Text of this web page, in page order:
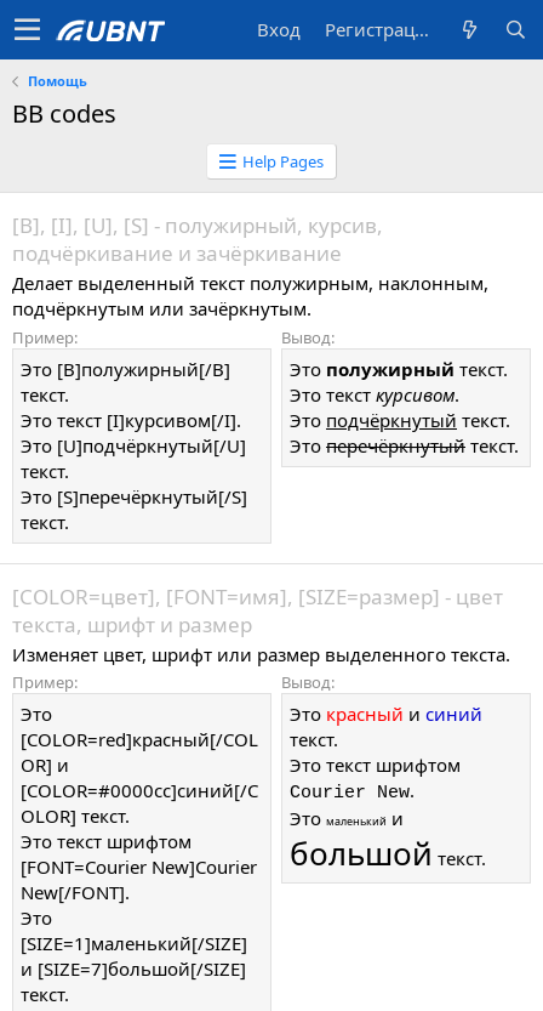
Вход Регистрация
Помощь
BB codes
Help Pages
[B], [I], [U], [S] - полужирный, курсив,
подчёркивание и зачёркивание
Делает выделенный текст полужирным, наклонным,
подчёркнутым или зачёркнутым.
Пример:
Это [B]полужирный[/B]
текст.
Это текст [I]курсивом[/I].
Это [U]подчёркнутый[/U]
текст.
Это [S]перечёркнутый[/S]
текст.
Вывод:
Это полужирный текст.
Это текст курсивом.
Это подчёркнутый текст.
Это перечёркнутый текст.
[COLOR=цвет], [FONT=имя], [SIZE=размер] - цвет
текста, шрифт и размер
Изменяет цвет, шрифт или размер выделенного текста.
Пример:
Это
[COLOR=red]красный[/COL
OR] и
[COLOR=#0000cc]синий[/C
OLOR] текст.
Это текст шрифтом
[FONT=Courier New]Courier
New[/FONT].
Это
[SIZE=1]маленький[/SIZE]
и [SIZE=7]большой[/SIZE]
текст.
Вывод:
Это красный и синий
текст.
Это текст шрифтом
Courier New.
Это маленький и
большой текст.